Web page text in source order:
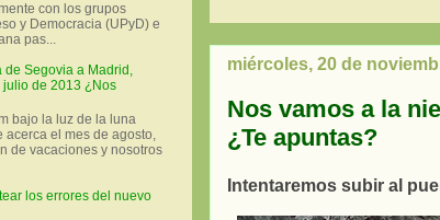
miércoles, 20 de
Nos vamos a la
¿Te apuntas?
Intentaremos subir al
con los grupos
y Democracia (UPyD) e
pas...
de Segovia a Madrid,
de 2013 ¿Nos
bajo la luz de la luna
acerca el mes de agosto,
de vacaciones y nosotros
los errores del nuevo